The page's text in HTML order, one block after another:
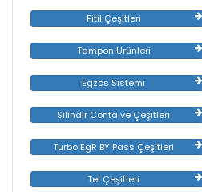
Fitil Çeşitleri
Tampon Ürünleri
Egzos Sistemi
Silindir Conta ve Çeşitleri
Turbo EgR BY Pass Çeşitleri
Tel Çeşitleri